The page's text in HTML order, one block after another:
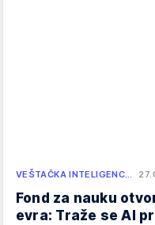
VEŠTAČKA INTELIGENC…
Fond za nauku
evra: Traže se AI